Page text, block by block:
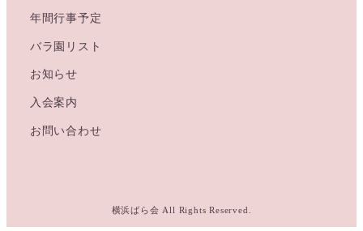
年間行事予定
バラ園リスト
お知らせ
入会案内
お問い合わせ
横浜ばら会 All Rights Reserved.